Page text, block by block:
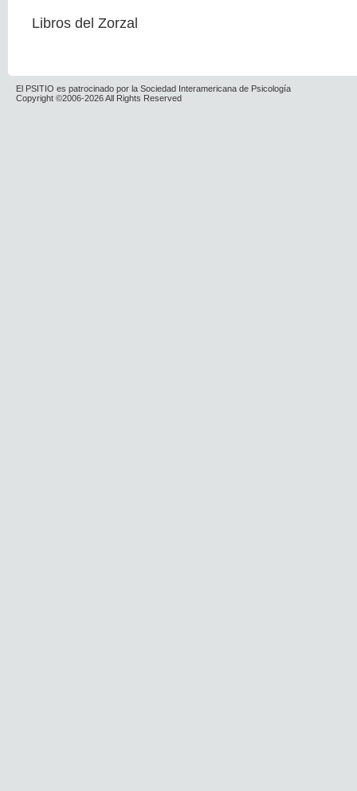
Libros del Zorzal
El PSITIO es patrocinado por la Sociedad Interamericana de Psicología
Copyright ©2006-2026 All Rights Reserved